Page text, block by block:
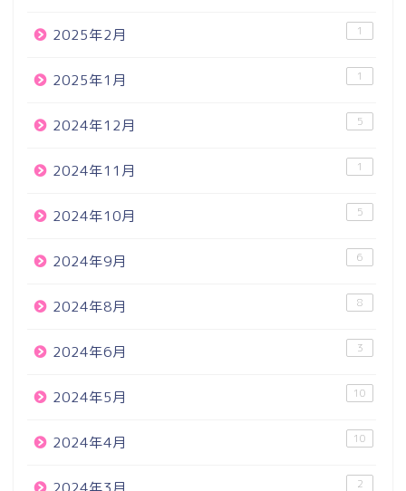
2025年2月 1
2025年1月 1
2024年12月 5
2024年11月 1
2024年10月 5
2024年9月 6
2024年8月 8
2024年6月 3
2024年5月 10
2024年4月 10
2